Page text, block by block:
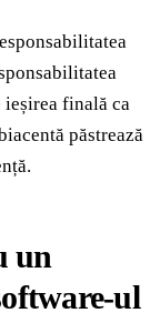
finală ca
păstrează
un
ul